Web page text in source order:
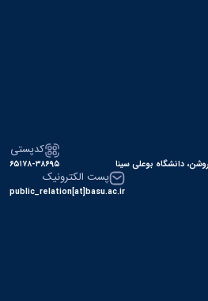
دانشگاه بوعلی سینا
کدپستی
۶۵۱۷۸-۳۸۶۹۵
پست الکترونیک
public_relation[at]basu.ac.ir